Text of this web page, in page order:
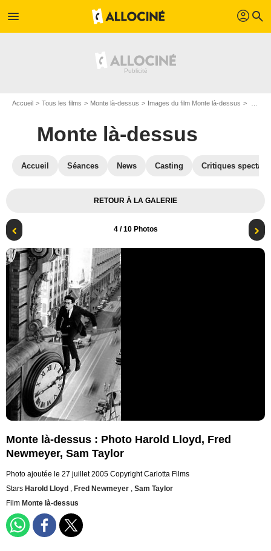
menu profil search
Accueil Tous les films Monte là-dessus Images du film Monte là-dessus
Monte là-dessus
Accueil Séances News Casting Critiques
RETOUR À LA GALERIE
4/ 10 Photos
Monte là-dessus : Photo Harold Lloyd, Fred
Newmeyer, Sam Taylor
Photo ajoutée le 27 juillet 2005 Copyright Carlotta Films
Stars Harold Lloyd , Fred Newmeyer , Sam Taylor
Film Monte là-dessus